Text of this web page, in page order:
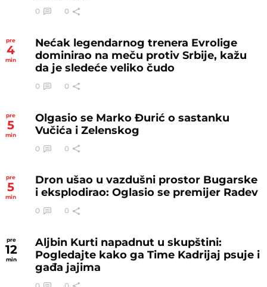
0 0
pre
4
min
Nećak legendarnog trenera Evrolige
dominirao na meču protiv Srbije, kažu
da je sledeće veliko čudo
0 0
pre
5
min
Olgasio se Marko Đurić o sastanku
Vučića i Zelenskog
0 0
pre
5
min
Dron ušao u vazdušni prostor Bugarske
i eksplodirao: Oglasio se premijer Radev
0 0
pre
12
min
Aljbin Kurti napadnut u skupštini:
Pogledajte kako ga Time Kadrijaj psuje i
gađa jajima